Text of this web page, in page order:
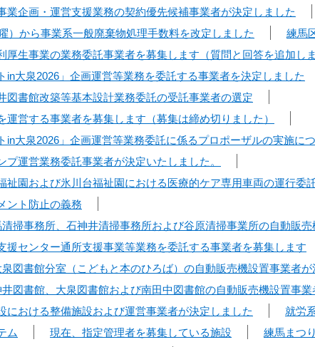
業企画・運営支援業務の契約優先候補事業者が決定しました
）から事業系一般廃棄物処理手数料を改定しました
練馬
厚生事業の業務委託事業者を募集します（質問と回答を追加しま
in大泉2026」企画運営等業務を委託する事業者を決定しました
図書館改築等基本設計業務委託の受託事業者の選定
運営する事業者を募集します（募集は締め切りました）
in大泉2026」企画運営等業務委託に係るプロポーザルの実施に
プ運営業務委託事業者が決定いたしました。
祉園および氷川台福祉園における医療的ケア専用車両の運行委
ント防止の義務
掃事務所、石神井清掃事務所および谷原清掃事業所の自動販売
援センター通所支援事業等業務を委託する事業者を募集します
図書館分室（こどもと本のひろば）の自動販売機設置事業者が
図書館、大泉図書館および南田中図書館の自動販売機設置事業
における整備施設および運営事業者が決定しました
就労
ム
現在、指定管理者を募集している施設
練馬まつ